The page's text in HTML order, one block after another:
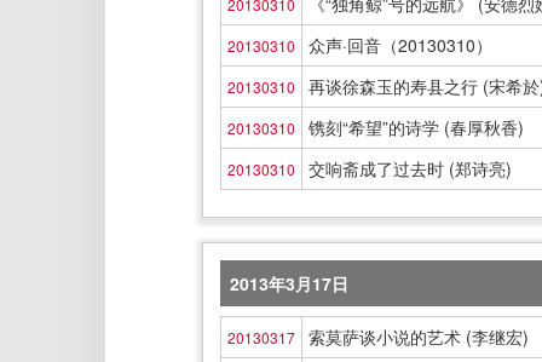
20130310
20130310 众声·回音（20130310）
20130310 再谈徐森玉的寿县之行 (宋希
20130310 镌刻“希望”的诗学 (春厚秋香)
20130310 交响斋成了过去时 (郑诗亮)
2013年3月17日
20130317 索莫萨谈小说的艺术 (李继宏)